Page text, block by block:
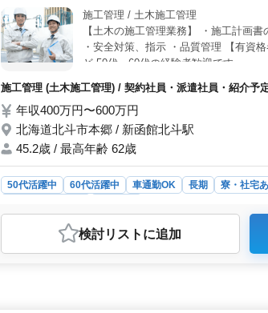
大切にしながら、業務に取り組みます。さらに、雇
して働ける環境が整っています。
施工管理 / 土木施工管理
【土木の施工管理業務】 ・施工計画
・安全対策、指示 ・品質管理 【有資
ど 50代、60代の経験者歓迎です。
施工管理 (土木施工管理) / 契約社員・派遣社員・紹介予
年収400万円〜600万円
北海道北斗市本郷 / 新函館北斗駅
45.2歳 / 最高年齢 62歳
50代活躍中 60代活躍中 車通勤OK 長期 寮・社宅
おすすめポイント
＜仕事内容の魅力＞ 経験者優遇の求人で、北海道
います。福利厚生が充実しており、週5日勤務で
検討リスト に追加